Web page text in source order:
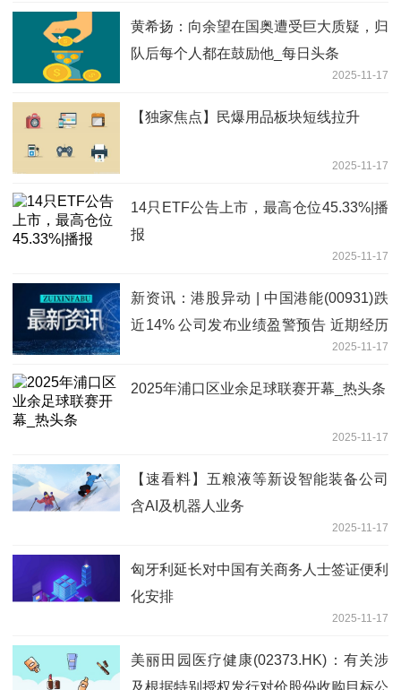
黄希扬：向余望在国奥遭受巨大质疑，归
队后每个人都在鼓励他_每日头条
2025-11-17
【独家焦点】民爆用品板块短线拉升
2025-11-17
14只ETF公告上市，最高仓位45.33%|播
报
2025-11-17
新资讯：港股异动 | 中国港能(00931)跌
近14% 公司发布业绩盈警预告 近期经历
2025-11-17
2025年浦口区业余足球联赛开幕_热头条
2025-11-17
【速看料】五粮液等新设智能装备公司
含AI及机器人业务
2025-11-17
匈牙利延长对中国有关商务人士签证便利
化安排
2025-11-17
美丽田园医疗健康(02373.HK)：有关涉
及根据特别授权发行对价股份收购目标公